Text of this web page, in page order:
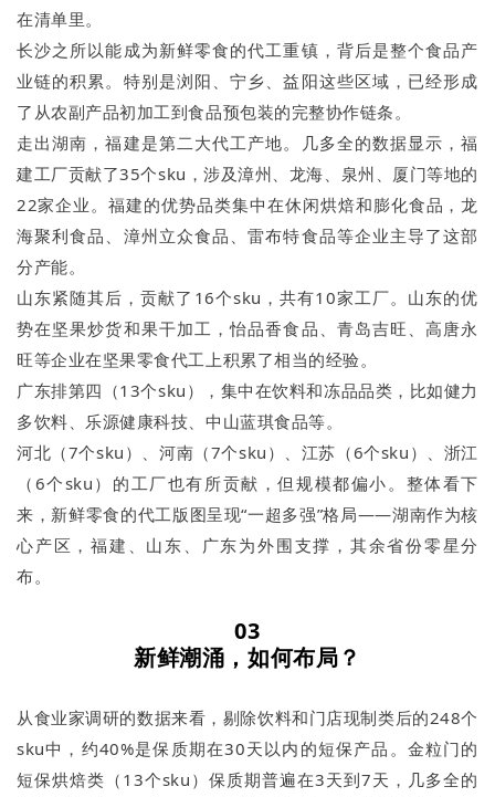
在清单里。
长沙之所以能成为新鲜零食的代工重镇，背后是整个食品产
业链的积累。特别是浏阳、宁乡、益阳这些区域，已经形成
了从农副产品初加工到食品预包装的完整协作链条。
走出湖南，福建是第二大代工产地。几多全的数据显示，福
建工厂贡献了35个sku，涉及漳州、龙海、泉州、厦门等地的
22家企业。福建的优势品类集中在休闲烘焙和膨化食品，龙
海聚利食品、漳州立众食品、雷布特食品等企业主导了这部
分产能。
山东紧随其后，贡献了16个sku，共有10家工厂。山东的优
势在坚果炒货和果干加工，怡品香食品、青岛吉旺、高唐永
旺等企业在坚果零食代工上积累了相当的经验。
广东排第四（13个sku），集中在饮料和冻品品类，比如健力
多饮料、乐源健康科技、中山蓝琪食品等。
河北（7个sku）、河南（7个sku）、江苏（6个sku）、浙江
（6个sku）的工厂也有所贡献，但规模都偏小。整体看下
来，新鲜零食的代工版图呈现“一超多强”格局——湖南作为核
心产区，福建、山东、广东为外围支撑，其余省份零星分
布。
03
新鲜潮涌，如何布局？
从食业家调研的数据来看，剔除饮料和门店现制类后的248个
sku中，约40%是保质期在30天以内的短保产品。金粒门的
短保烘焙类（13个sku）保质期普遍在3天到7天，几多全的